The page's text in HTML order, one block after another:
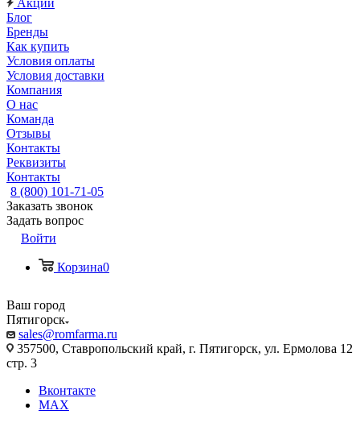
Акции
Блог
Бренды
Как купить
Условия оплаты
Условия доставки
Компания
О нас
Команда
Отзывы
Контакты
Реквизиты
Контакты
8 (800) 101-71-05
Заказать звонок
Задать вопрос
Войти
Корзина0
Ваш город
Пятигорск
sales@romfarma.ru
357500, Ставропольский край, г. Пятигорск, ул. Ермолова 12
стр. 3
Вконтакте
MAX